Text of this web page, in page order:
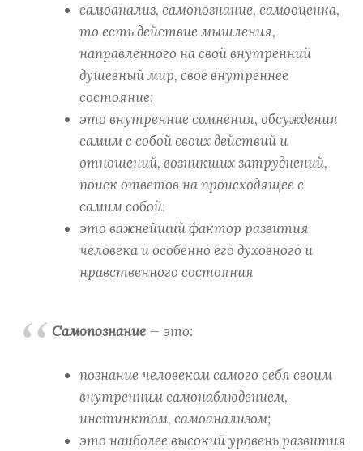
самоанализ, самопознание, самооценка,
то есть действие мышления,
направленного на свой внутренний
душевный мир, свое внутреннее
состояние;
это внутренние сомнения, обсуждения
самим с собой своих действий и
отношений, возникших затруднений,
поиск ответов на происходящее с
самим собой;
это важнейший фактор развития
человека и особенно его духовного и
нравственного состояния
Самопознание — это:
познание человеком самого себя своим
внутренним самонаблюдением,
инстинктом, самоанализом;
это наиболее высокий уровень развития